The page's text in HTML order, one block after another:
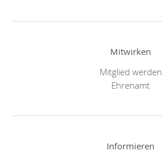
Mitwirken
Mitglied werden
Ehrenamt
Informieren